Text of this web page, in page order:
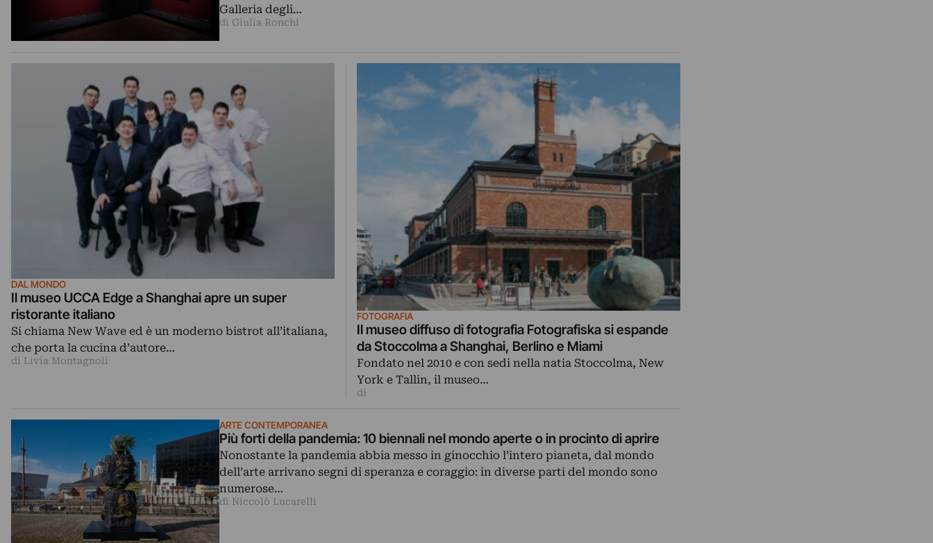
Galleria degli…
di Giulia Ronchi
DAL MONDO
Il museo UCCA Edge a Shanghai apre un super
ristorante italiano
Si chiama New Wave ed è un moderno bistrot all’italiana,
che porta la cucina d’autore…
di Livia Montagnoli
FOTOGRAFIA
Il museo diffuso di fotografia Fotografiska si espande
da Stoccolma a Shanghai, Berlino e Miami
Fondato nel 2010 e con sedi nella natia Stoccolma, New
York e Tallin, il museo…
di
ARTE CONTEMPORANEA
Più forti della pandemia: 10 biennali nel mondo aperte o in procinto di aprire
Nonostante la pandemia abbia messo in ginocchio l’intero pianeta, dal mondo
dell’arte arrivano segni di speranza e coraggio: in diverse parti del mondo sono
numerose…
di Niccolò Lucarelli